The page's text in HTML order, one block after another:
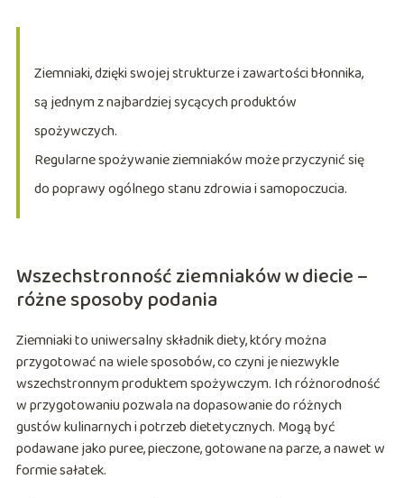
Ziemniaki, dzięki swojej strukturze i zawartości błonnika,
są jednym z najbardziej sycących produktów
spożywczych.
Regularne spożywanie ziemniaków może przyczynić się
do poprawy ogólnego stanu zdrowia i samopoczucia.
Wszechstronność ziemniaków w diecie –
różne sposoby podania
Ziemniaki to uniwersalny składnik diety, który można
przygotować na wiele sposobów, co czyni je niezwykle
wszechstronnym produktem spożywczym. Ich różnorodność
w przygotowaniu pozwala na dopasowanie do różnych
gustów kulinarnych i potrzeb dietetycznych. Mogą być
podawane jako puree, pieczone, gotowane na parze, a nawet w
formie sałatek.